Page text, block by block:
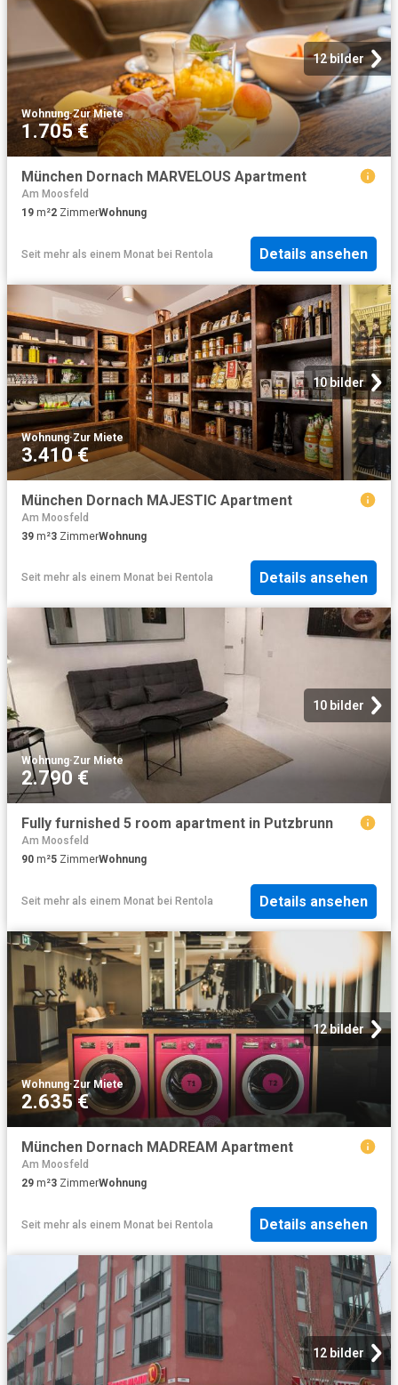
12 bilder
Wohnung·Zur Miete
1.705 €
München Dornach MARVELOUS Apartment
Am Moosfeld
19 m²2 ZimmerWohnung
Seit mehr als einem Monat bei Rentola Details ansehen
10 bilder
Wohnung·Zur Miete
3.410 €
München Dornach MAJESTIC Apartment
Am Moosfeld
39 m²3 ZimmerWohnung
Seit mehr als einem Monat bei Rentola Details ansehen
10 bilder
Wohnung·Zur Miete
2.790 €
Fully furnished 5 room apartment in Putzbrunn
Am Moosfeld
90 m²5 ZimmerWohnung
Seit mehr als einem Monat bei Rentola Details ansehen
12 bilder
Wohnung·Zur Miete
2.635 €
München Dornach MADREAM Apartment
Am Moosfeld
29 m²3 ZimmerWohnung
Seit mehr als einem Monat bei Rentola Details ansehen
12 bilder